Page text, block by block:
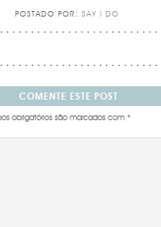
POSTADO POR: SAY I DO
COMENTE ESTE POST
obrigatórios são marcados com *